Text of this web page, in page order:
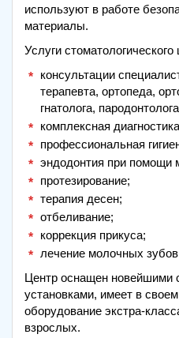
используют в работе
материалы.
Услуги стоматологического
консультации
терапевта, ортопеда,
гнатолога,
комплексная
профессиональная
эндодонтия при помощи
протезирование;
терапия десен;
отбеливание;
коррекция прикуса;
лечение молочных
Центр оснащен новейшими
установками, имеет в
оборудование экстра-
взрослых.